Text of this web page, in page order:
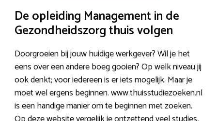
De opleiding Management in de
Gezondheidszorg thuis volgen
Doorgroeien bij jouw huidige werkgever? Wil je het
eens over een andere boeg gooien? Op welk niveau jij
ook denkt; voor iedereen is er iets mogelijk. Maar je
moet wel ergens beginnen. www.thuisstudiezoeken.nl
is een handige manier om te beginnen met zoeken.